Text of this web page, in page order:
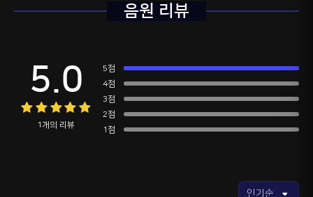
음원 리뷰
5.0
1개의 리뷰
5점
4점
3점
2점
1점